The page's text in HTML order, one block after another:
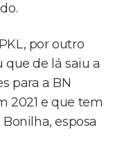
por outro
que de lá saiu a
para a BN
2021 e que tem
esposa